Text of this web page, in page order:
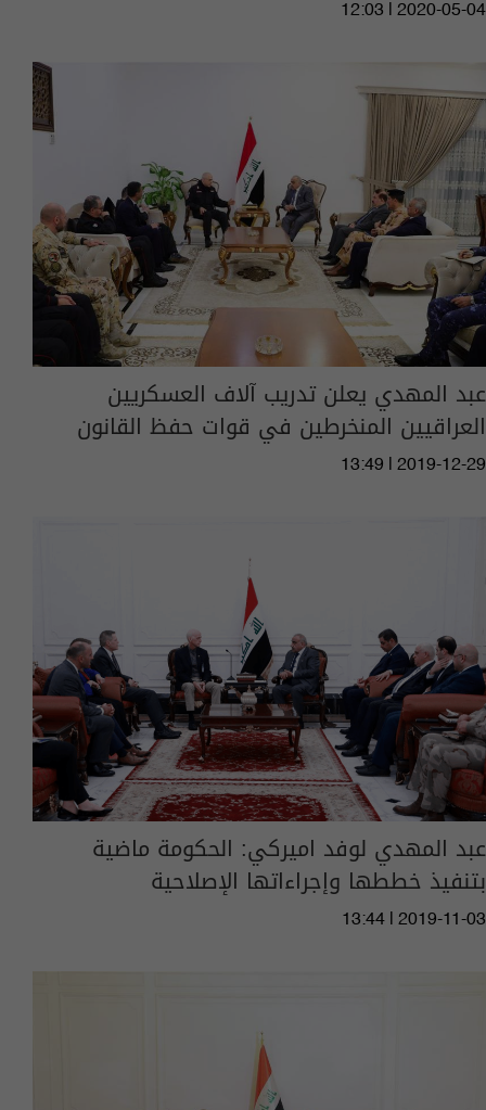
12:03 | 2020-05-04
عبد المهدي يعلن تدريب آلاف العسكريين
العراقيين المنخرطين في قوات حفظ القانون
13:49 | 2019-12-29
عبد المهدي لوفد اميركي: الحكومة ماضية
بتنفيذ خططها وإجراءاتها الإصلاحية
13:44 | 2019-11-03